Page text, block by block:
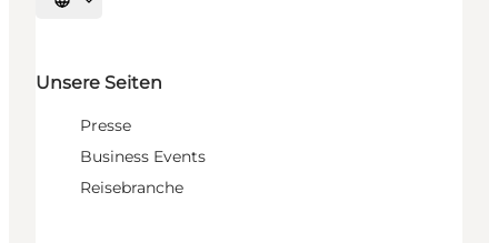
Sprache auswählen
Unsere Seiten
Presse
Business Events
Reisebranche